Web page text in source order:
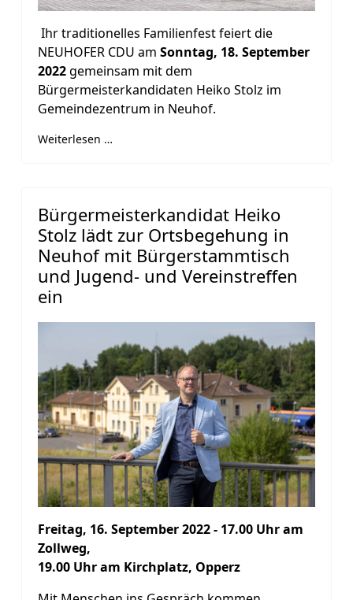
Ihr traditionelles Familienfest feiert die
NEUHOFER CDU am Sonntag, 18. September
2022gemeinsam mit dem
Bürgermeisterkandidaten Heiko Stolz im
Gemeindezentrum in Neuhof.
Weiterlesen …
Bürgermeisterkandidat Heiko
Stolz lädt zur Ortsbegehung in
Neuhof mit Bürgerstammtisch
und Jugend- und Vereinstreffen
ein
Freitag, 16. September 2022 - 17.00 Uhr am
Zollweg,
19.00 Uhr am Kirchplatz, Opperz